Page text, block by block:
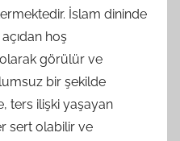
İslam dininde
hoş
görülür ve
bir şekilde
ters ilişki yaşayan
sert olabilir ve